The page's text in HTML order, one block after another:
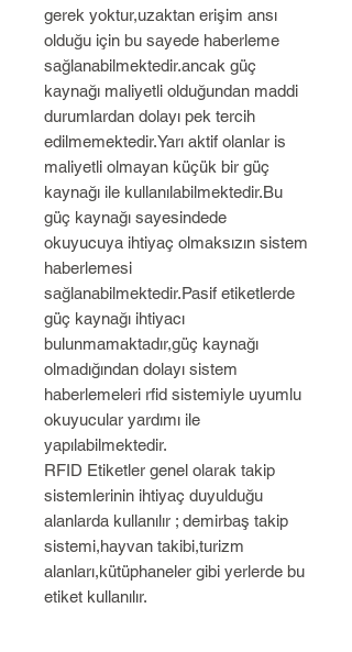
gerek yoktur,uzaktan erişim ansı
olduğu için bu sayede haberleme
sağlanabilmektedir.ancak güç
kaynağı maliyetli olduğundan maddi
durumlardan dolayı pek tercih
edilmemektedir.Yarı aktif olanlar is
maliyetli olmayan küçük bir güç
kaynağı ile kullanılabilmektedir.Bu
güç kaynağı sayesindede
okuyucuya ihtiyaç olmaksızın sistem
haberlemesi
sağlanabilmektedir.Pasif etiketlerde
güç kaynağı ihtiyacı
bulunmamaktadır,güç kaynağı
olmadığından dolayı sistem
haberlemeleri rfid sistemiyle uyumlu
okuyucular yardımı ile
yapılabilmektedir.
RFID Etiketler genel olarak takip
sistemlerinin ihtiyaç duyulduğu
alanlarda kullanılır ; demirbaş takip
sistemi,hayvan takibi,turizm
alanları,kütüphaneler gibi yerlerde bu
etiket kullanılır.